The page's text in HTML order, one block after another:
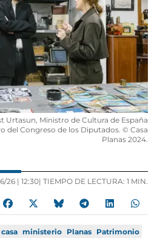
Urtasun, Ministro de Cultura de España
del Congreso de los Diputados. © Casa
Planas 2024.
26 | 12:30| TIEMPO DE LECTURA: 1 MIN.
casa ministerio Planas Patrimonio